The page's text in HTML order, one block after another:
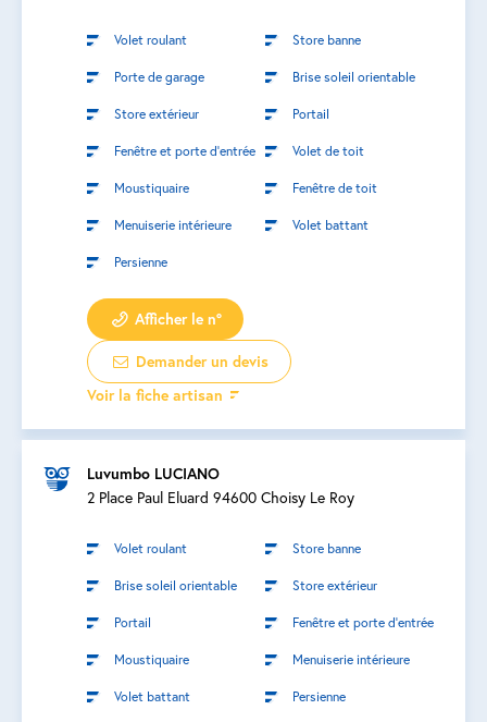
Volet roulant Store banne
Porte de garage Brise soleil orientable
Store extérieur Portail
Fenêtre et porte d’entrée Volet de toit
Moustiquaire Fenêtre de toit
Menuiserie intérieure Volet battant
Persienne
Afficher le n°
Demander un devis
Voir la fiche artisan
Luvumbo LUCIANO
2 Place Paul Eluard 94600 Choisy Le Roy
Volet roulant Store banne
Brise soleil orientable Store extérieur
Portail Fenêtre et porte d’entrée
Moustiquaire Menuiserie intérieure
Volet battant Persienne